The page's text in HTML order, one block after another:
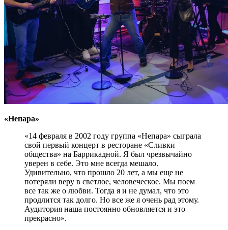
«Непара»
«14 февраля в 2002 году группа «Непара» сыграла
свой первый концерт в ресторане «Сливки
общества» на Баррикадной. Я был чрезвычайно
уверен в себе. Это мне всегда мешало.
Удивительно, что прошло 20 лет, а мы еще не
потеряли веру в светлое, человеческое. Мы поем
все так же о любви. Тогда я и не думал, что это
продлится так долго. Но все же я очень рад этому.
Аудитория наша постоянно обновляется и это
прекрасно».